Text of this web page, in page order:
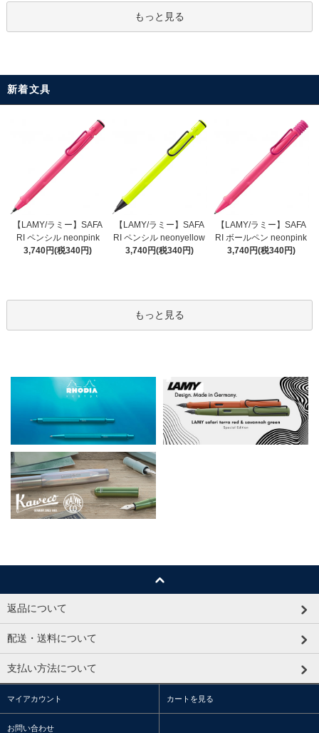
もっと見る
新着文具
【LAMY/ラミー】SAFA
RI ペンシル neonpink
3,740円(税340円)
【LAMY/ラミー】SAFA
RI ペンシル neonyellow
3,740円(税340円)
【LAMY/ラミー】SAFA
RI ボールペン neonpink
3,740円(税340円)
もっと見る
返品について
配送・送料について
支払い方法について
マイアカウント カートを見る
お問い合わせ